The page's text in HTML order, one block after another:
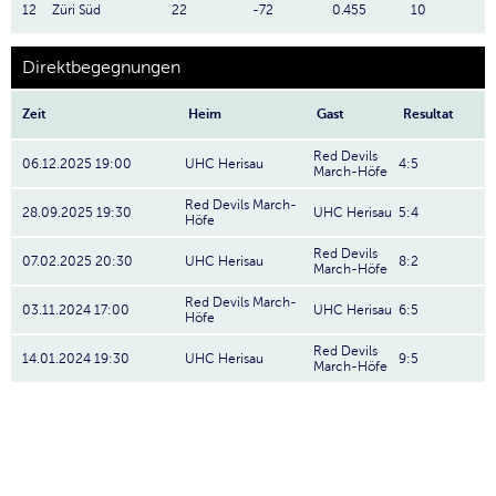
12 Züri Süd 22 -72 0.455 10
Direktbegegnungen
Zeit Heim Gast Resultat
06.12.2025 19:00 UHC Herisau
Red Devils
March-Höfe
4:5
28.09.2025 19:30
Red Devils March-
Höfe
UHC Herisau 5:4
07.02.2025 20:30 UHC Herisau
Red Devils
March-Höfe
8:2
03.11.2024 17:00
Red Devils March-
Höfe
UHC Herisau 6:5
14.01.2024 19:30 UHC Herisau
Red Devils
March-Höfe
9:5